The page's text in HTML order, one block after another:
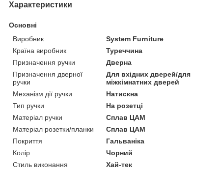
Характеристики
Основні
Виробник
System Furniture
Країна виробник
Туреччина
Призначення ручки
Дверна
Призначення дверної
ручки
Для вхідних дверей/для
міжкімнатних дверей
Механізм дії ручки
Натискна
Тип ручки
На розетці
Матеріал ручки
Сплав ЦАМ
Матеріал розетки/планки
Сплав ЦАМ
Покриття
Гальваніка
Колір
Чорний
Стиль виконання
Хай-тек